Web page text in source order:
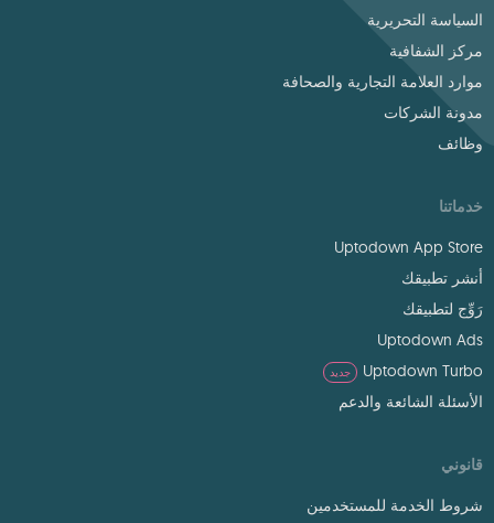
السياسة التحريرية
مركز الشفافية
موارد العلامة التجارية والصحافة
مدونة الشركات
وظائف
خدماتنا
Uptodown App Store
أنشر تطبيقك
رَوِّج لتطبيقك
Uptodown Ads
Uptodown Turbo
جديد
الأسئلة الشائعة والدعم
قانوني
شروط الخدمة للمستخدمين